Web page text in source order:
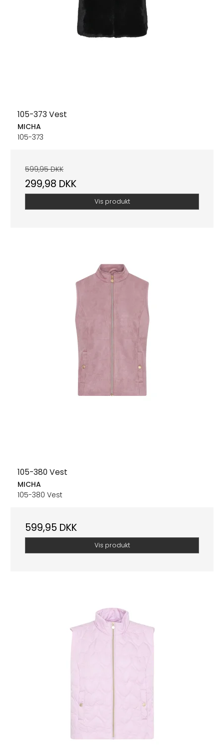
105-373 Vest
MICHA
105-373
599,95 DKK
299,98 DKK
Vis produkt
105-380 Vest
MICHA
105-380 Vest
599,95 DKK
Vis produkt